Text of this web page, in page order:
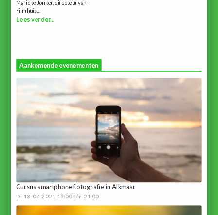
Marieke Jonker, directeur van
Filmhuis...
Lees verder...
Aankomende evenementen
Cursus smartphone fotografie in Alkmaar
Di 13-07-2021 19:00 t/m 21:00